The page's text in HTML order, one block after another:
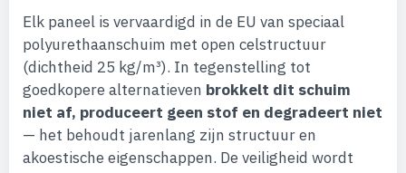
Elk paneel is vervaardigd in de EU van speciaal
polyurethaanschuim met open celstructuur
(dichtheid 25 kg/m³). In tegenstelling tot
goedkopere alternatieven brokkelt dit schuim
niet af, produceert geen stof en degradeert niet
— het behoudt jarenlang zijn structuur en
akoestische eigenschappen. De veiligheid wordt